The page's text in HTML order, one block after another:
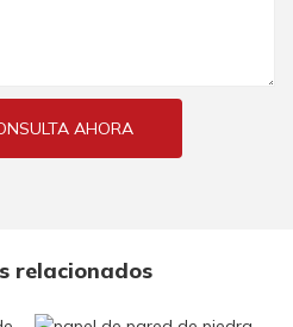
AHORA
relacionados